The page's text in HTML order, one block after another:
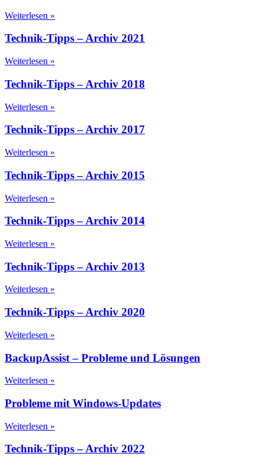
Weiterlesen »
Technik-Tipps – Archiv 2021
Weiterlesen »
Technik-Tipps – Archiv 2018
Weiterlesen »
Technik-Tipps – Archiv 2017
Weiterlesen »
Technik-Tipps – Archiv 2015
Weiterlesen »
Technik-Tipps – Archiv 2014
Weiterlesen »
Technik-Tipps – Archiv 2013
Weiterlesen »
Technik-Tipps – Archiv 2020
Weiterlesen »
BackupAssist – Probleme und Lösungen
Weiterlesen »
Probleme mit Windows-Updates
Weiterlesen »
Technik-Tipps – Archiv 2022